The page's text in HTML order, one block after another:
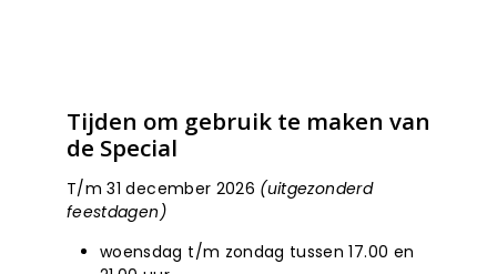
Tijden om gebruik te maken van
de Special
T/m 31 december 2026 (uitgezonderd
feestdagen)
woensdag t/m zondag tussen 17.00 en